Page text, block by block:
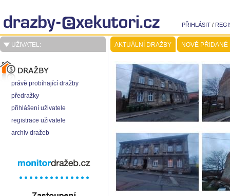
PŘIHLÁSIT /
UŽIVATEL:
právě probíhající dražby
předražky
přihlášení uživatele
registrace uživatele
archiv dražeb
AKTUÁLNÍ DRAŽBY NOVĚ PŘIDANÉ